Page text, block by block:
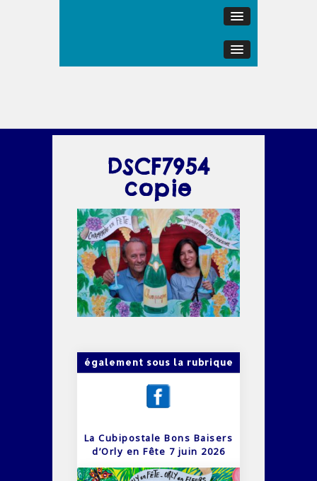
DSCF7954
copie
également sous la rubrique
La Cubipostale Bons Baisers
d’Orly en Fête 7 juin 2026